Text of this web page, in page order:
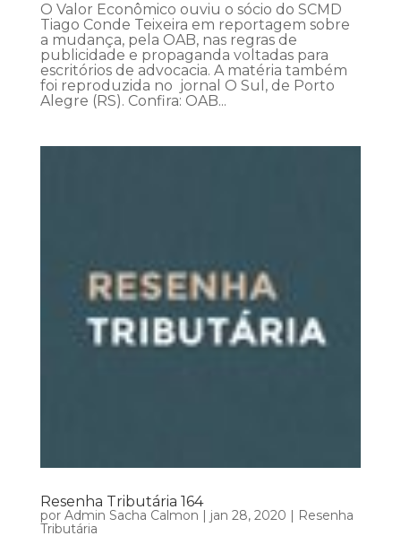
O Valor Econômico ouviu o sócio do SCMD
Tiago Conde Teixeira em reportagem sobre
a mudança, pela OAB, nas regras de
publicidade e propaganda voltadas para
escritórios de advocacia. A matéria também
foi reproduzida no jornal O Sul, de Porto
Alegre (RS). Confira: OAB...
Resenha Tributária 164
por Admin Sacha Calmon | jan 28, 2020 | Resenha
Tributária